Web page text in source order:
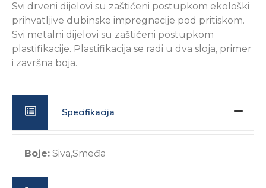
Svi drveni dijelovi su zaštićeni postupkom ekološki
prihvatljive dubinske impregnacije pod pritiskom.
Svi metalni dijelovi su zaštićeni postupkom
plastifikacije. Plastifikacija se radi u dva sloja, primer
i završna boja.
Specifikacija
Boje: Siva,Smeđa